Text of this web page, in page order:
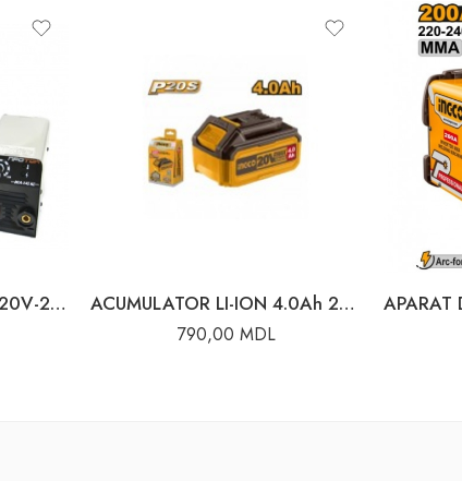
Aparat de sudat 245A 220V-240V Proton ACUMULATOR LI-ION 4.0Ah 20V INGCO
790,00 MDL